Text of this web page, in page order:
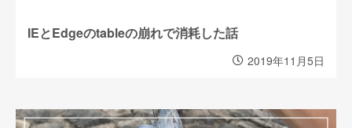
IEとEdgeのtableの崩れで消耗した話
2019年11月5日